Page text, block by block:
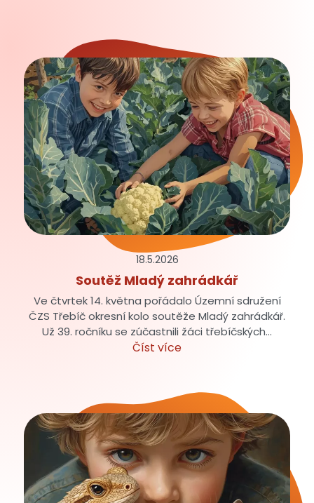
18.5.2026
Soutěž Mladý zahrádkář
Ve čtvrtek 14. května pořádalo Územní sdružení
ČZS Třebíč okresní kolo soutěže Mladý zahrádkář.
Už 39. ročníku se zúčastnili žáci třebíčských…
Číst více